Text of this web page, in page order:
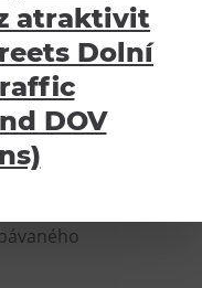
Show Jana Krause –
představení
atraktivit
Dolní
DOV